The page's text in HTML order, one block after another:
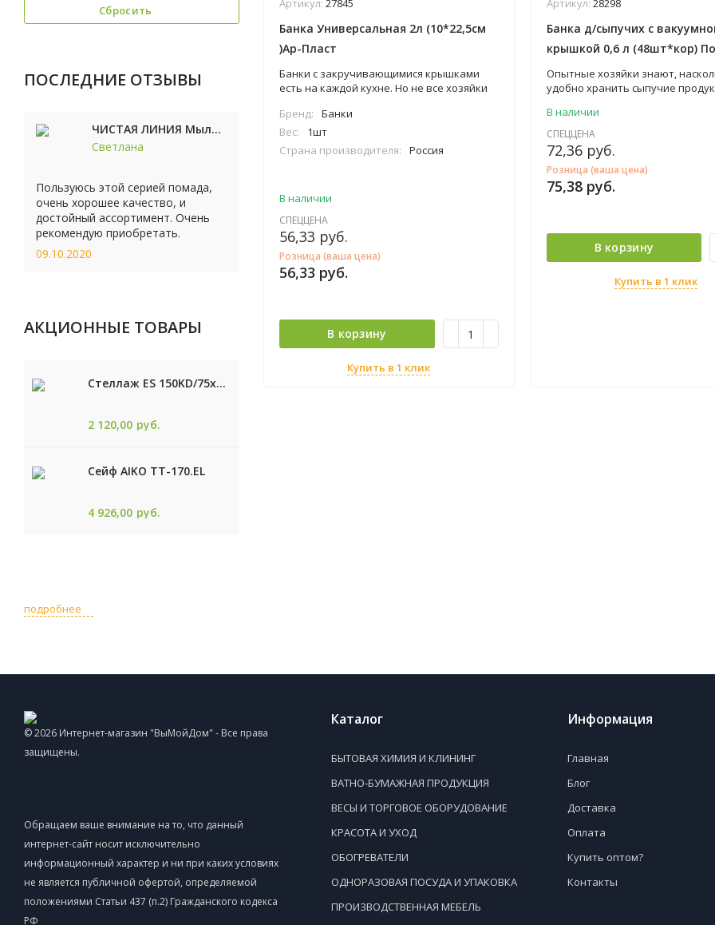
Сбросить
ПОСЛЕДНИЕ ОТЗЫВЫ
ЧИСТАЯ ЛИНИЯ Мыло косметическое Персик 90г
Светлана
Пользуюсь этой серией помада,
очень хорошее качество, и
достойный ассортимент. Очень
рекомендую приобретать.
09.10.2020
АКЦИОННЫЕ ТОВАРЫ
Стеллаж ES 150KD/75x30/4 оцинк
2 120,00 руб.
Сейф AIKO TТ-170.EL
4 926,00 руб.
Артикул: 27845
Банка Универсальная 2л (10*22,5см
)Ар-Пласт
Банки с закручивающимися крышками
есть на каждой кухне. Но не все хозяйки
падении стеклянных банок, есть легкий и
удобный современный вариант -
пластмассовые банки с
завинчивающимися крышками от
современных хозяек!
Бренд:
Банки
Вес:
1шт
Страна производителя:
Россия
В наличии
СПЕЦЦЕНА
56,33 руб.
Розница (ваша цена)
56,33 руб.
В корзину
Купить в 1 клик
Артикул: 28298
Банка д/сыпучих с
крышкой 0,6 л (48шт*кор)
Опытные хозяйки знают,
удобно хранить сыпучие
вакуумной крышкой. Благодаря
качественной пластмассе банки
Полимербыт защитят крупы и
горох, а также многие другие
продукты от посторонних
и пыли, сохранив их свежесть,
продукты надежно упакованы и
храниться очень долго.
В наличии
СПЕЦЦЕНА
72,36 руб.
Розница (ваша цена)
75,38 руб.
В корзину
Купить в 1 клик
подробнее
© 2026 Интернет-магазин "ВыМойДом" - Все права
защищены.
Обращаем ваше внимание на то, что данный
интернет-сайт носит исключительно
информационный характер и ни при каких условиях
не является публичной офертой, определяемой
положениями Статьи 437 (п.2) Гражданского кодекса
РФ
Каталог
БЫТОВАЯ ХИМИЯ И КЛИНИНГ
ВАТНО-БУМАЖНАЯ ПРОДУКЦИЯ
ВЕСЫ И ТОРГОВОЕ ОБОРУДОВАНИЕ
КРАСОТА И УХОД
ОБОГРЕВАТЕЛИ
ОДНОРАЗОВАЯ ПОСУДА И УПАКОВКА
ПРОИЗВОДСТВЕННАЯ МЕБЕЛЬ
Информация
Главная
Блог
Доставка
Оплата
Купить оптом?
Контакты